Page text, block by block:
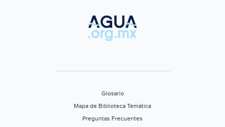
Glosario
Mapa de Biblioteca Temática
Preguntas Frecuentes